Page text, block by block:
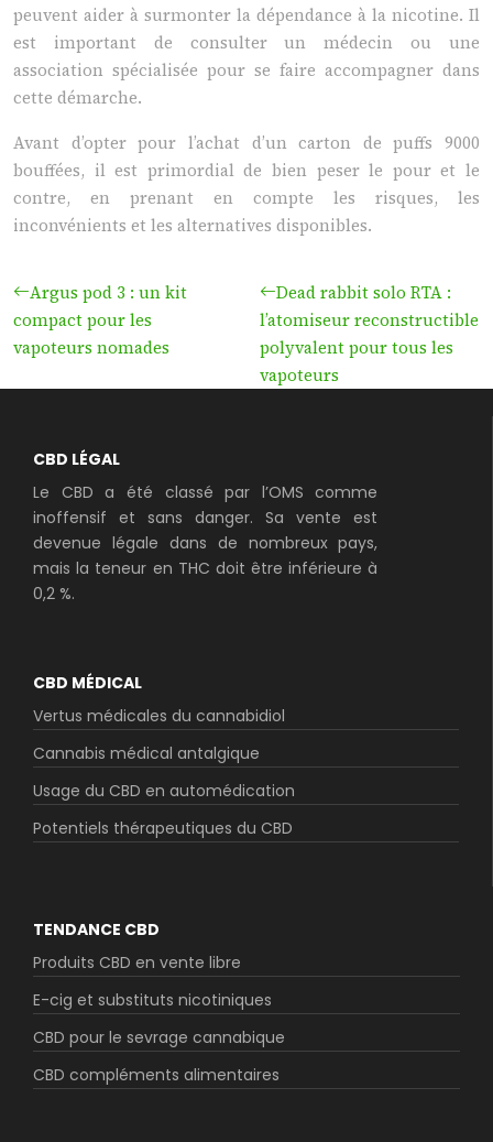
peuvent aider à surmonter la dépendance à la nicotine. Il
est important de consulter un médecin ou une
association spécialisée pour se faire accompagner dans
cette démarche.
Avant d’opter pour l’achat d’un carton de puffs 9000
bouffées, il est primordial de bien peser le pour et le
contre, en prenant en compte les risques, les
inconvénients et les alternatives disponibles.
Argus pod 3 : un kit
compact pour les
vapoteurs nomades
Dead rabbit solo RTA :
l’atomiseur reconstructible
polyvalent pour tous les
vapoteurs
CBD LÉGAL
Le CBD a été classé par l’OMS comme
inoffensif et sans danger. Sa vente est
devenue légale dans de nombreux pays,
mais la teneur en THC doit être inférieure à
0,2 %.
CBD MÉDICAL
Vertus médicales du cannabidiol
Cannabis médical antalgique
Usage du CBD en automédication
Potentiels thérapeutiques du CBD
TENDANCE CBD
Produits CBD en vente libre
E-cig et substituts nicotiniques
CBD pour le sevrage cannabique
CBD compléments alimentaires